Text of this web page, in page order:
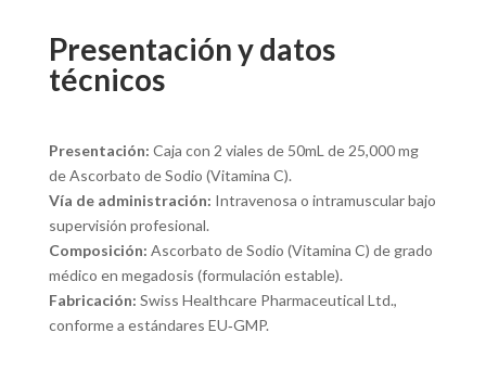
Presentación y datos
técnicos
Presentación: Caja con 2 viales de 50mL de 25,000 mg
de Ascorbato de Sodio (Vitamina C).
Vía de administración: Intravenosa o intramuscular bajo
supervisión profesional.
Composición: Ascorbato de Sodio (Vitamina C) de grado
médico en megadosis (formulación estable).
Fabricación: Swiss Healthcare Pharmaceutical Ltd.,
conforme a estándares EU‑GMP.